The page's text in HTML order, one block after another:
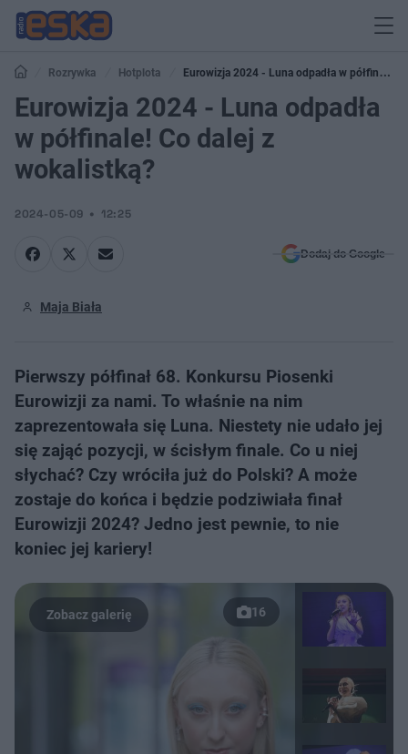
Rozrywka Hotplota
Eurowizja 2024 - Luna odpadła w półfinale!
Co dalej z wokalistką?
Eurowizja 2024 - Luna odpadła
w półfinale! Co dalej z
wokalistką?
2024-05-09 12:25
Dodaj do Google
Maja Biała
Pierwszy półfinał 68. Konkursu Piosenki
Eurowizji za nami. To właśnie na nim
zaprezentowała się Luna. Niestety nie udało jej
się zająć pozycji, w ścisłym finale. Co u niej
słychać? Czy wróciła już do Polski? A może
zostaje do końca i będzie podziwiała finał
Eurowizji 2024? Jedno jest pewnie, to nie
koniec jej kariery!
16